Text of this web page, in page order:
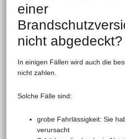
einer
nicht abgedeckt?
In einigen Fällen wird auch die
nicht zahlen.
Solche Fälle sind:
grobe Fahrlässigkeit: Sie
verursacht